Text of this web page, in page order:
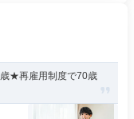
★再雇用制度で70歳